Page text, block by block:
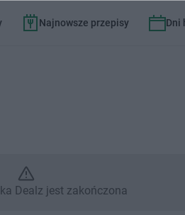
Najnowsze przepisy Dni
Dealz jest
Dealz jest zakończona